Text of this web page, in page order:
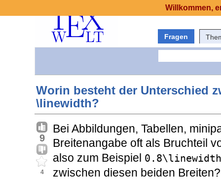
Fragen
Worin besteht der Unterschied
\linewidth?
9
4
Bei Abbildungen, Tabellen,
Breitenangabe oft als Bruchteil
also zum Beispiel 0.8\linewidth
zwischen diesen beiden
Willkommen,